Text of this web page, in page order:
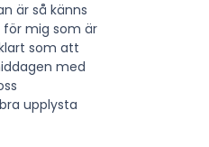
är så känns
mig som är
som att
med
upplysta